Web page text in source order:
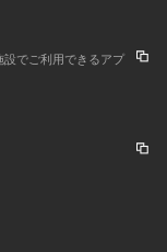
でご利用できるアプ